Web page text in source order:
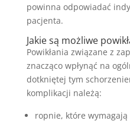
powinna odpowiadać
pacjenta.
Jakie są możliwe
Powikłania związane z
znacząco wpłynąć na
dotkniętej tym
komplikacji należą:
ropnie, które